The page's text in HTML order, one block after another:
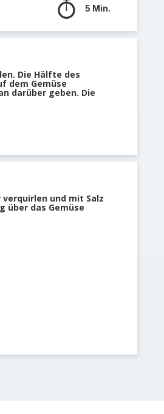
5 Min.
Die Hälfte des
dem Gemüse
darüber geben. Die
und mit Salz
über das Gemüse